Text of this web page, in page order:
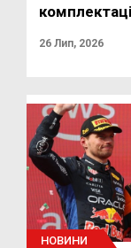
26 Лип, 2026
НОВИНИ